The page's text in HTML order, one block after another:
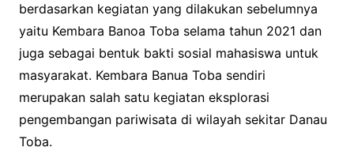
berdasarkan kegiatan yang dilakukan sebelumnya
yaitu Kembara Banoa Toba selama tahun 2021 dan
juga sebagai bentuk bakti sosial mahasiswa untuk
masyarakat. Kembara Banua Toba sendiri
merupakan salah satu kegiatan eksplorasi
pengembangan pariwisata di wilayah sekitar Danau
Toba.